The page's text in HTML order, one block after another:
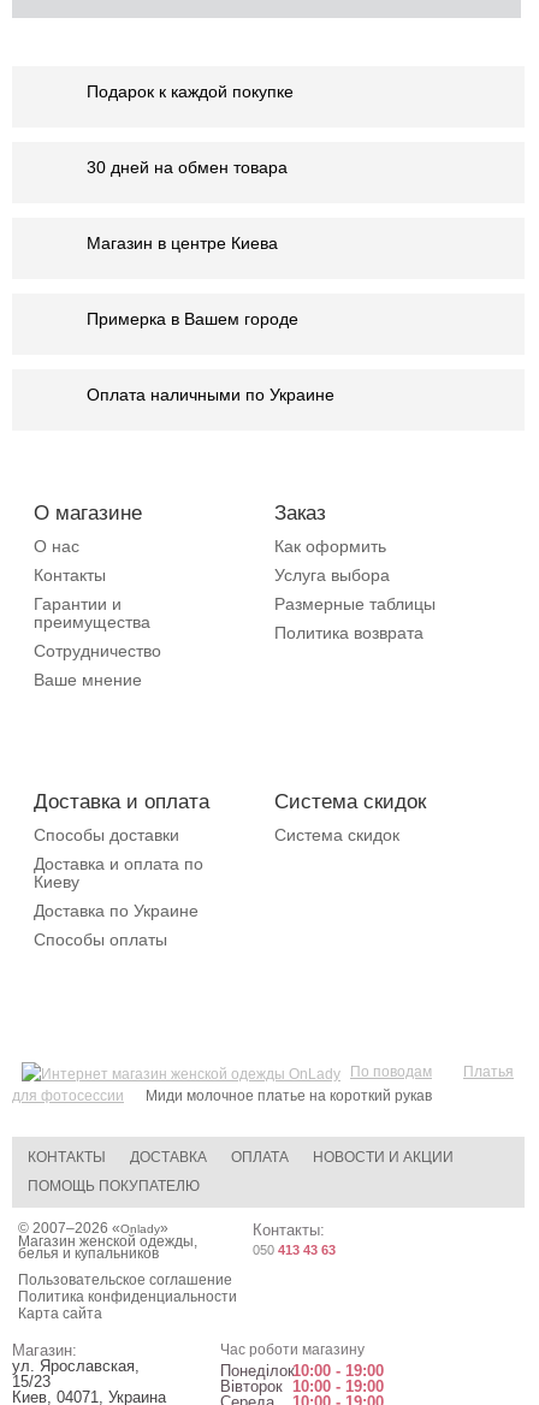
Подарок к каждой покупке
30 дней на обмен товара
Магазин в центре Киева
Примерка в Вашем городе
Оплата наличными по Украине
О магазине
О нас
Контакты
Гарантии и
преимущества
Сотрудничество
Ваше мнение
Заказ
Как оформить
Услуга выбора
Размерные таблицы
Политика возврата
Доставка и оплата
Способы доставки
Доставка и оплата по
Киеву
Доставка по Украине
Способы оплаты
Система скидок
Система скидок
По поводам
Платья
для фотосессии
Миди молочное платье на короткий рукав
КОНТАКТЫ ДОСТАВКА ОПЛАТА
НОВОСТИ И АКЦИИ
ПОМОЩЬ ПОКУПАТЕЛЮ
© 2007–2026 «Onlady»
Магазин женской одежды,
белья и купальников
Пользовательское соглашение
Политика конфиденциальности
Карта сайта
Контакты:
050 413 43 63
Магазин:
ул. Ярославская,
15/23
Киев 04071 Украина
Час роботи магазину
Понеділок10:00 - 19:00
Вівторок 10:00 - 19:00